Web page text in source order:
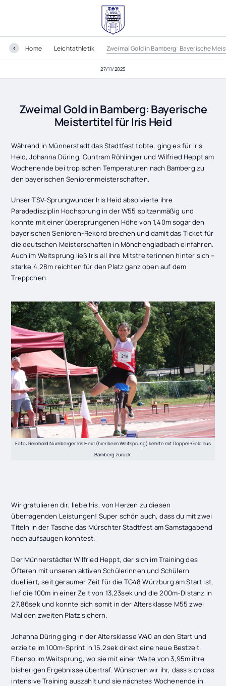
Home Leichtathletik Zweimal Gold in Bamberg: Bayerische
27/11/2023
Zweimal Gold in Bamberg: Bayerische
Meistertitel für Iris Heid
Während in Münnerstadt das Stadtfest tobte, ging es für Iris
Heid, Johanna Düring, Guntram Röhlinger und Wilfried Heppt am
Wochenende bei tropischen Temperaturen nach Bamberg zu
den bayerischen Seniorenmeisterschaften.
Unser TSV-Sprungwunder Iris Heid absolvierte ihre
Paradedisziplin Hochsprung in der W55 spitzenmäßig und
konnte mit einer übersprungenen Höhe von 1,40m sogar den
bayerischen Senioren-Rekord brechen und damit das Ticket für
die deutschen Meisterschaften in Mönchengladbach einfahren.
Auch im Weitsprung ließ Iris all ihre Mitstreiterinnen hinter sich –
starke 4,28m reichten für den Platz ganz oben auf dem
Treppchen.
Foto: Reinhold Nürnberger. Iris Heid (hier beim Weitsprung) kehrte mit Doppel-Gold aus
Bamberg zurück.
Wir gratulieren dir, liebe Iris, von Herzen zu diesen
überragenden Leistungen! Super schön auch, dass du mit zwei
Titeln in der Tasche das Mürschter Stadtfest am Samstagabend
noch aufsaugen konntest.
Der Münnerstädter Wilfried Heppt, der sich im Training des
Öfteren mit unseren aktiven Schülerinnen und Schülern
duelliert, seit geraumer Zeit für die TG48 Würzburg am Start ist,
lief die 100m in einer Zeit von 13,23sek und die 200m-Distanz in
27,86sek und konnte sich somit in der Altersklasse M55 zwei
Mal den zweiten Platz sichern.
Johanna Düring ging in der Altersklasse W40 an den Start und
erzielte im 100m-Sprint in 15,2sek direkt eine neue Bestzeit.
Ebenso im Weitsprung, wo sie mit einer Weite von 3,95m ihre
bisherigen Ergebnisse übertraf. Wünschen wir ihr, dass sich das
intensive Training auszahlt und sie nächstes Wochenende in